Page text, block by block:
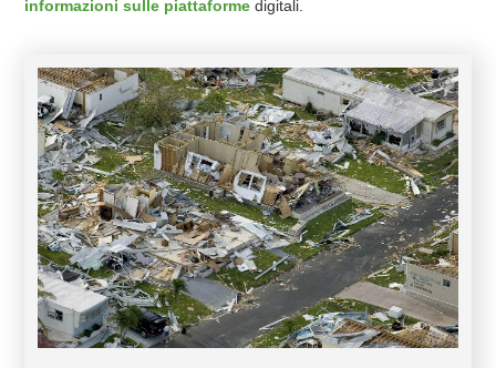
informazioni sulle piattaforme digitali.